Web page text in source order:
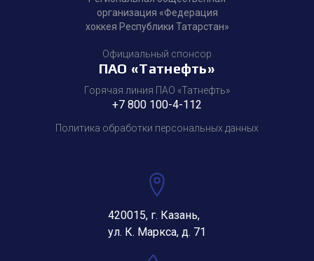
организация «Федерация
хоккея Республики Татарстан»
Официальный спонсор
ПАО «Татнефть»
Горячая линия ПАО «Татнефть»
+7 800 100-4-112
Политика обработки персональных данных
420015, г. Казань,
ул. К. Маркса, д. 71